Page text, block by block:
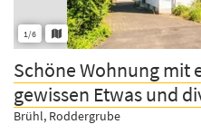
1/6
Schöne Wohnung mit
gewissen Etwas und
Brühl, Roddergrube